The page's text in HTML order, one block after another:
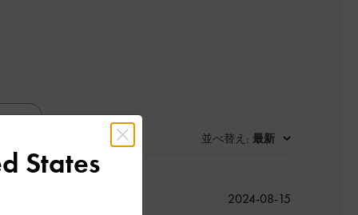
並べ替え : 最新
公
2024-08-15
States